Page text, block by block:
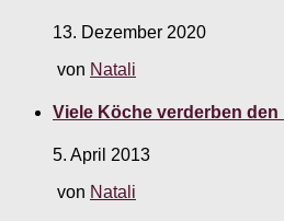
13. Dezember 2020
von Natali
Viele Köche verderben den
5. April 2013
von Natali